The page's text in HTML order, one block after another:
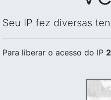
Seu IP fez diversas
Para liberar o acesso do IP